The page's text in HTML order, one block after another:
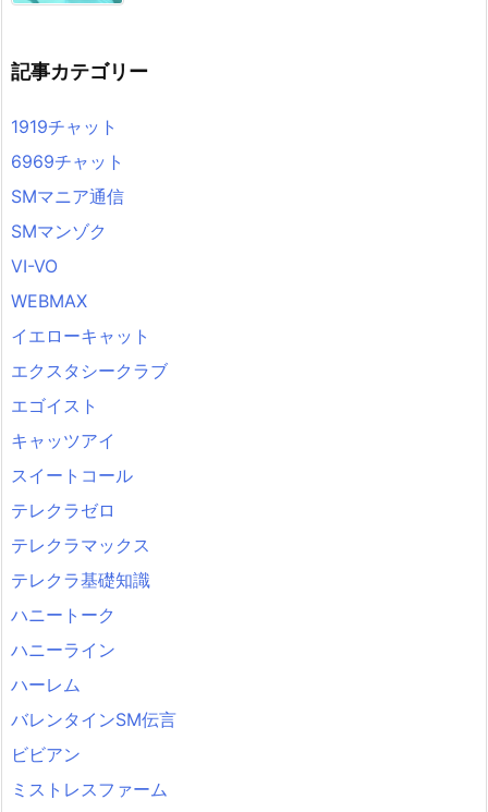
記事カテゴリー
1919チャット
6969チャット
SMマニア通信
SMマンゾク
VI-VO
WEBMAX
イエローキャット
エクスタシークラブ
エゴイスト
キャッツアイ
スイートコール
テレクラゼロ
テレクラマックス
テレクラ基礎知識
ハニートーク
ハニーライン
ハーレム
バレンタインSM伝言
ビビアン
ミストレスファーム